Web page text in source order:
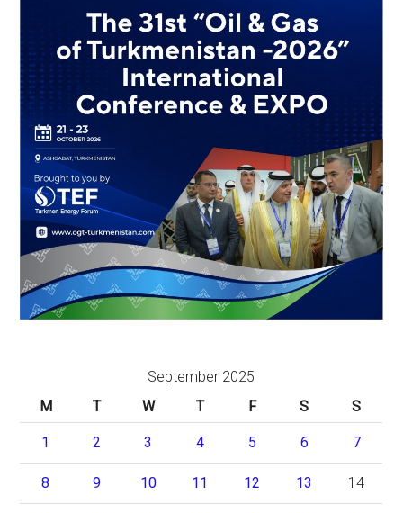
September 2025
M
T W T F S S
1 2 3 4 5 6 7
8 9 10 11 12 13 14